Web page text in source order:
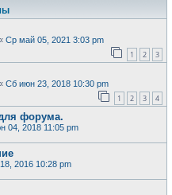
Ср май 05, 2021 3:03 pm
1 2 3
Сб июн 23, 2018 10:30 pm
1 2 3 4
форума.
04, 2018 11:05 pm
2016 10:28 pm